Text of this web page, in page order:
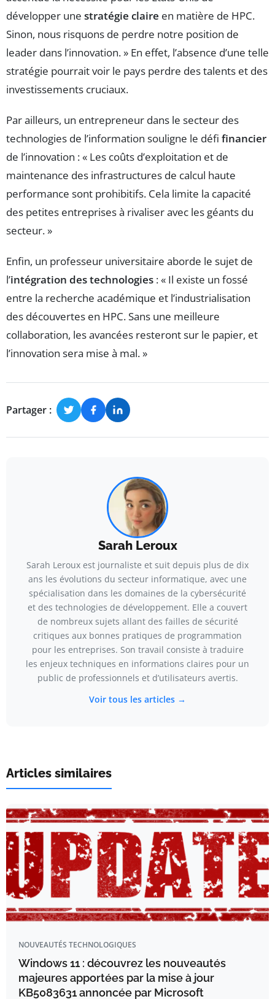
développer une stratégie claire en matière de HPC.
Sinon, nous risquons de perdre notre position de
leader dans l’innovation. » En effet, l’absence d’une telle
stratégie pourrait voir le pays perdre des talents et des
investissements cruciaux.
Par ailleurs, un entrepreneur dans le secteur des
technologies de l’information souligne le défi financier
de l’innovation : « Les coûts d’exploitation et de
maintenance des infrastructures de calcul haute
performance sont prohibitifs. Cela limite la capacité
des petites entreprises à rivaliser avec les géants du
secteur. »
Enfin, un professeur universitaire aborde le sujet de
l’intégration des technologies : « Il existe un fossé
entre la recherche académique et l’industrialisation
des découvertes en HPC. Sans une meilleure
collaboration, les avancées resteront sur le papier, et
l’innovation sera mise à mal. »
Partager :
Sarah Leroux
Sarah Leroux est journaliste et suit depuis plus de dix
ans les évolutions du secteur informatique, avec une
spécialisation dans les domaines de la cybersécurité
et des technologies de développement. Elle a couvert
de nombreux sujets allant des failles de sécurité
critiques aux bonnes pratiques de programmation
pour les entreprises. Son travail consiste à traduire
les enjeux techniques en informations claires pour un
public de professionnels et d’utilisateurs avertis.
Voir tous les articles →
Articles similaires
NOUVEAUTÉS TECHNOLOGIQUES
Windows 11 : découvrez les nouveautés
majeures apportées par la mise à jour
KB5083631 annoncée par Microsoft